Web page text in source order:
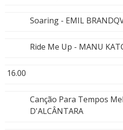
Soaring - EMIL
Ride Me Up - MANU
16.00
Canção Para Tempos
D'ALCÂNTARA